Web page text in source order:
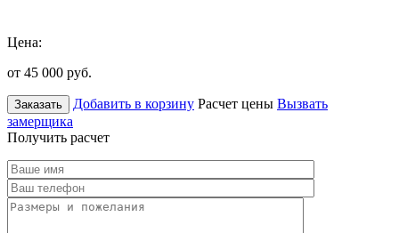
Цена:
от 45 000 руб.
Заказать Добавить в корзину Расчет цены Вызвать
замерщика
Получить расчет